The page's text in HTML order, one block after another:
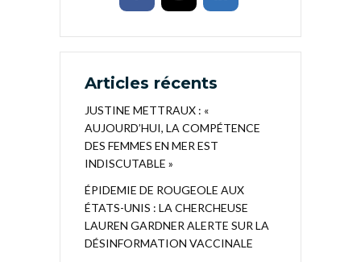
Articles récents
JUSTINE METTRAUX : «
AUJOURD’HUI, LA COMPÉTENCE
DES FEMMES EN MER EST
INDISCUTABLE »
ÉPIDEMIE DE ROUGEOLE AUX
ÉTATS-UNIS : LA CHERCHEUSE
LAUREN GARDNER ALERTE SUR LA
DÉSINFORMATION VACCINALE